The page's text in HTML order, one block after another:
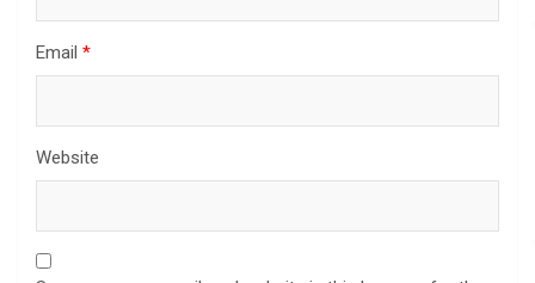
Email *
Website